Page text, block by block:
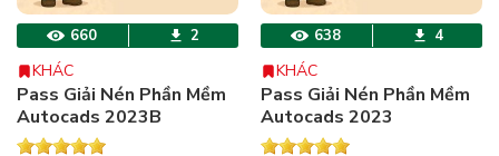
660 2
KHÁC
Pass Giải Nén Phần Mềm
Autocads 2023B
638 4
KHÁC
Pass Giải Nén Phần Mềm
Autocads 2023